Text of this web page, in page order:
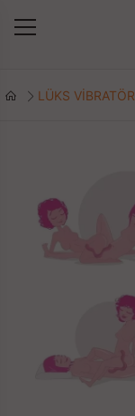
LÜKS VİBRATÖR